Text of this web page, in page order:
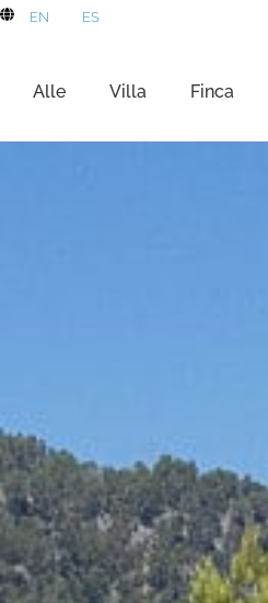
EN ES
Alle Villa Finca